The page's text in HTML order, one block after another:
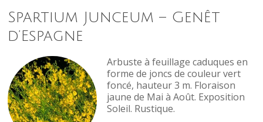
Spartium Junceum – Genêt
d’Espagne
Arbuste à feuillage caduques en
forme de joncs de couleur vert
foncé, hauteur 3 m. Floraison
jaune de Mai à Août. Exposition
Soleil. Rustique.